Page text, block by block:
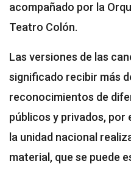
acompañado por la
Teatro Colón.
Las versiones de las
significado recibir más
reconocimientos de
públicos y privados, por
la unidad nacional
material, que se puede